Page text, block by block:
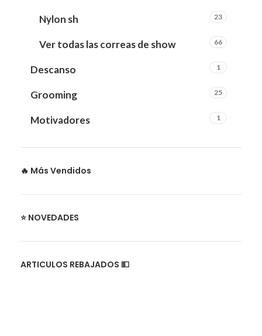
Nylon sh 23
Ver todas las correas de show 66
Descanso 1
Grooming 25
Motivadores 1
🔥 Más Vendidos
⭐ NOVEDADES
ARTICULOS REBAJADOS 💵